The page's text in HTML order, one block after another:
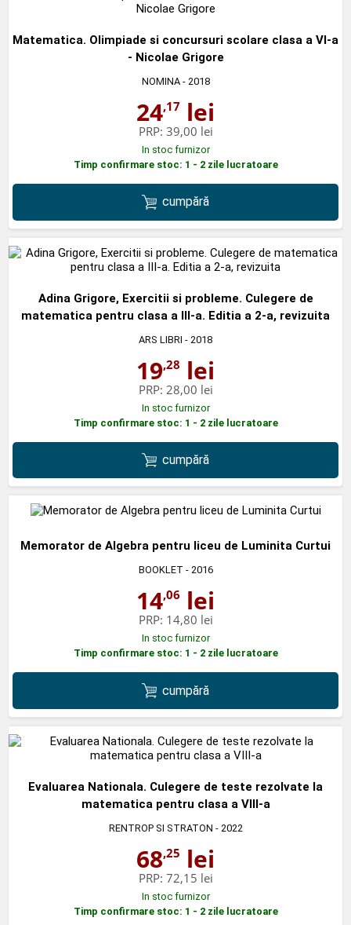
Matematica. Olimpiade si concursuri scolare clasa a VI-a
- Nicolae Grigore
NOMINA- 2018
24,17 lei
PRP: 39,00 lei
In stoc furnizor
Timp confirmare stoc: 1 - 2 zile lucratoare
cumpără
Adina Grigore, Exercitii si probleme. Culegere de
matematica pentru clasa a III-a. Editia a 2-a, revizuita
ARS LIBRI - 2018
19,28 lei
PRP: 28,00 lei
In stoc furnizor
Timp confirmare stoc: 1 - 2 zile lucratoare
cumpără
Memorator de Algebra pentru liceu de Luminita Curtui
BOOKLET - 2016
14,06 lei
PRP: 14,80 lei
In stoc furnizor
Timp confirmare stoc: 1 - 2 zile lucratoare
cumpără
Evaluarea Nationala. Culegere de teste rezolvate la
matematica pentru clasa a VIII-a
RENTROP SI STRATON - 2022
68,25 lei
PRP: 72,15 lei
In stoc furnizor
Timp confirmare stoc: 1 - 2 zile lucratoare